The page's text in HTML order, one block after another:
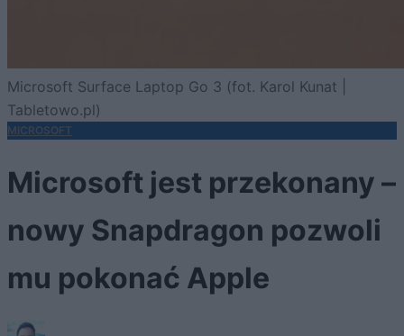
Microsoft Surface Laptop Go 3 (fot. Karol Kunat |
Tabletowo.pl)
MICROSOFT
Microsoft jest przekonany –
nowy Snapdragon pozwoli
mu pokonać Apple